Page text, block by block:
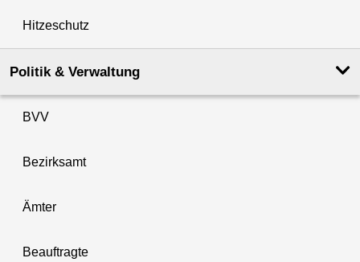
Hitzeschutz
Politik & Verwaltung
BVV
Bezirksamt
Ämter
Beauftragte